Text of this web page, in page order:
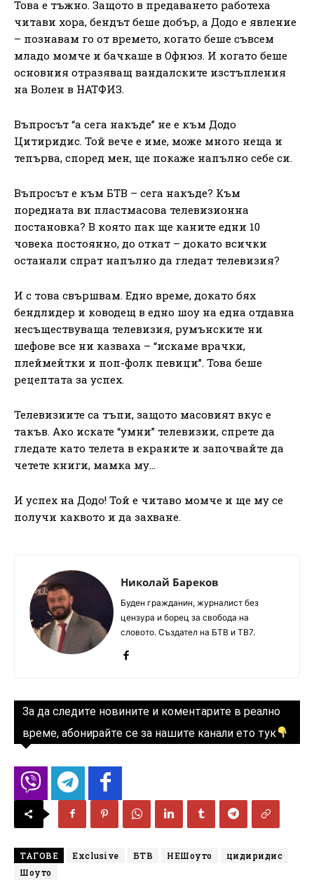
Това е тъжно. Защото в предаването работеха
читави хора, бендът беше добър, а Додо е явление
– познавам го от времето, когато беше съвсем
младо момче и бачкаше в Офнюз. И когато беше
основния отразяващ вандалските изстъпления
на Волен в НАТФИЗ.
Въпросът “а сега накъде” не е към Додо
Цитиридис. Той вече е име, може много неща и
тепърва, според мен, ще покаже напълно себе си.
Въпросът е към БТВ – сега накъде? Към
поредната ви пластмасова телевизионна
постановка? В която пак ще каните едни 10
човека постоянно, до откат – докато всички
останали спрат напълно да гледат телевизия?
И с това свършвам. Едно време, докато бях
бендлидер и ководещ в едно шоу на една отдавна
несъществуваща телевизия, румънските ни
шефове все ни казваха – “искаме врачки,
плеймейтки и поп-фолк певици”. Това беше
рецептата за успех.
Телевизиите са тъпи, защото масовият вкус е
такъв. Ако искате “умни” телевизии, спрете да
гледате като телета в екраните и започвайте да
четете книги, мамка му…
И успех на Додо! Той е читаво момче и ще му се
получи каквото и да захване.
Николай Бареков
Буден гражданин, журналист без
цензура и борец за свобода на
словото. Създател на БТВ и ТВ7.
За да следите новините и коментарите в реално
време, абонирайте се за нашите канали ето тук
ТАГОВЕ Exclusive БТВ НЕШоуто
цидиридис
Шоуто